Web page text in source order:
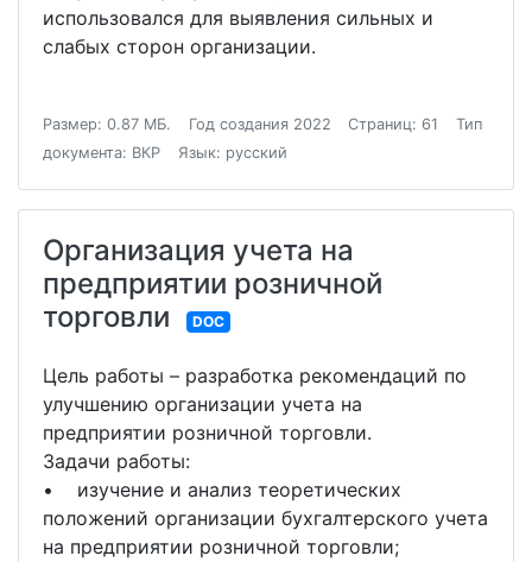
использовался для выявления сильных и
слабых сторон организации.
Размер: 0.87 МБ. Год создания 2022 Страниц: 61
Тип
документа: ВКР
Язык: русский
Организация учета на
предприятии розничной
торговли
DOC
Цель работы – разработка рекомендаций по
улучшению организации учета на
предприятии розничной торговли.
Задачи работы:
• изучение и анализ теоретических
положений организации бухгалтерского учета
на предприятии розничной торговли;